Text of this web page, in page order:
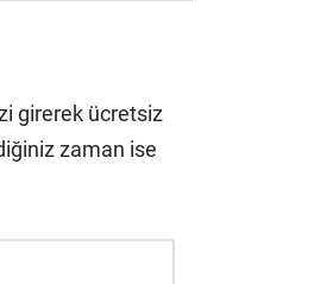
girerek ücretsiz
zaman ise